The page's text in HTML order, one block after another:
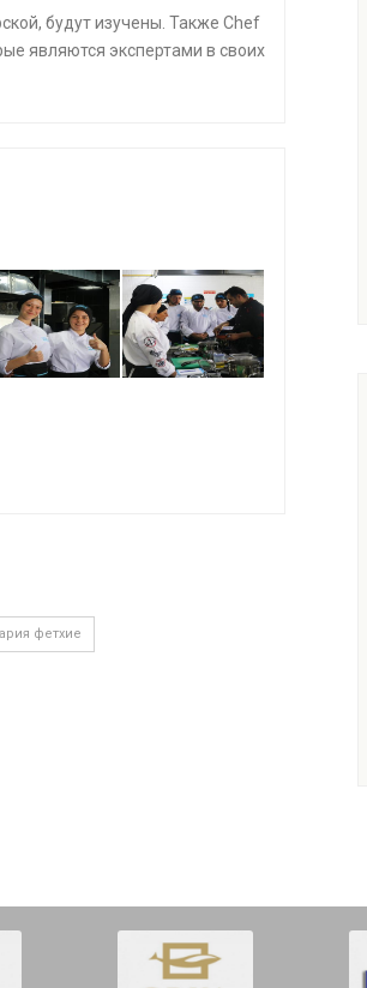
будут изучены. Также Chef
являются экспертами в своих
фетхие